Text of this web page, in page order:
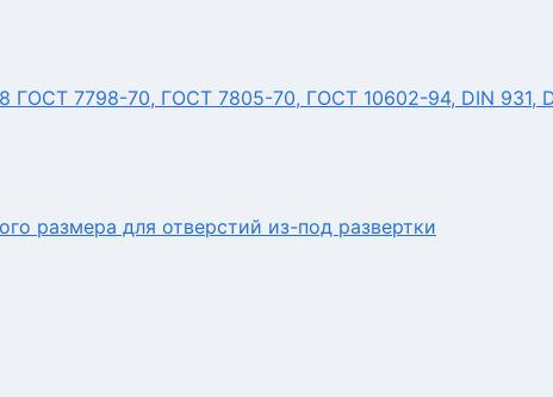
ГОСТ 7798-70, ГОСТ 7805-70, ГОСТ 10602-94, DIN 931,
размера для отверстий из-под развертки